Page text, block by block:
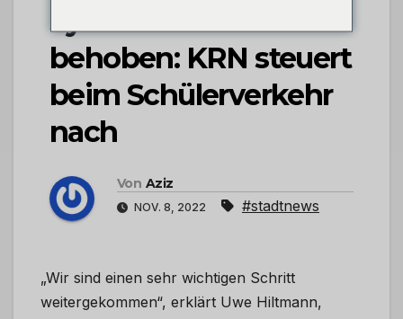
Systemfehler werden
behoben: KRN steuert
beim Schülerverkehr
nach
Von Aziz
NOV. 8, 2022 #stadtnews
„Wir sind einen sehr wichtigen Schritt
weitergekommen“, erklärt Uwe Hiltmann,